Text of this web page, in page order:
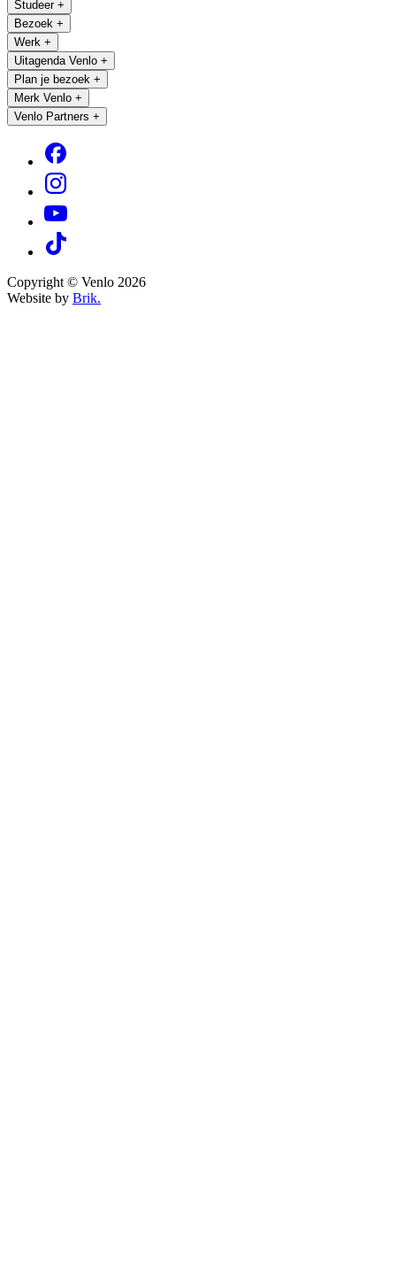
Studeer +
Bezoek +
Werk +
Uitagenda Venlo +
Plan je bezoek +
Merk Venlo +
Venlo Partners +
Copyright © Venlo 2026
Website by Brik.